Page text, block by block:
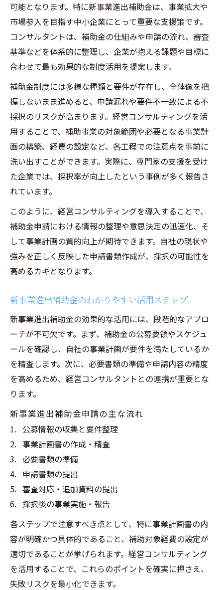
意点
2025年に向けた補助金スケジュールの把握
法
採択率向上のための事業計画作成のポイン
ト
補助金申請ノウハウと経営コンサルティン
グの相乗効果
補助金採択率を高める経営コンサルティング活
用法
経営コンサルティングで採択率向上を実現
する方法
補助金採択結果を分析し戦略に反映させる
コツ
新事業進出補助金の例を参考に計画をブラ
ッシュアップ
申請代行とコンサルティングの連携による
強み
中小企業が採択率を上げるための具体的対
策
集
経営コンサルティング視点の申請準備の進
め方
新事業進出補助金の公募要領重要ポイント
コツ
中小企業新事業進出補助金の対象経費の整
理法
採択率アップのために今から準備したい事
項
効率的な資金調達を実現する補助金制度の活か
経営コンサルティングで最適な補助金制度
選び
新事業進出補助金の活用事例と運用ポイン
ト
可能となります。特に新事業進出補助金は、事業拡大や
市場参入を目指す中小企業にとって重要な支援策です。
コンサルタントは、補助金の仕組みや申請の流れ、審査
基準などを体系的に整理し、企業が抱える課題や目標に
合わせて最も効果的な制度活用を提案します。
補助金制度には多様な種類と要件が存在し、全体像を把
握しないまま進めると、申請漏れや要件不一致による不
採択のリスクが高まります。経営コンサルティングを活
用することで、補助事業の対象範囲や必要となる事業計
画の構築、経費の設定など、各工程での注意点を事前に
洗い出すことができます。実際に、専門家の支援を受け
た企業では、採択率が向上したという事例が多く報告さ
れています。
このように、経営コンサルティングを導入することで、
補助金申請における情報の整理や意思決定の迅速化、そ
して事業計画の質的向上が期待できます。自社の現状や
強みを正しく反映した申請書類作成が、採択の可能性を
高めるカギとなります。
新事業進出補助金のわかりやすい活用ステップ
新事業進出補助金の効果的な活用には、段階的なアプロ
ーチが不可欠です。まず、補助金の公募要領やスケジュ
ールを確認し、自社の事業計画が要件を満たしているか
を精査します。次に、必要書類の準備や申請内容の精度
を高めるため、経営コンサルタントとの連携が重要とな
ります。
新事業進出補助金申請の主な流れ
公募情報の収集と要件整理
事業計画書の作成・精査
必要書類の準備
申請書類の提出
審査対応・追加資料の提出
採択後の事業実施・報告
各ステップで注意すべき点として、特に事業計画書の内
容が明確かつ具体的であること、補助対象経費の設定が
適切であることが挙げられます。経営コンサルティング
を活用することで、これらのポイントを確実に押さえ、
失敗リスクを最小化できます。